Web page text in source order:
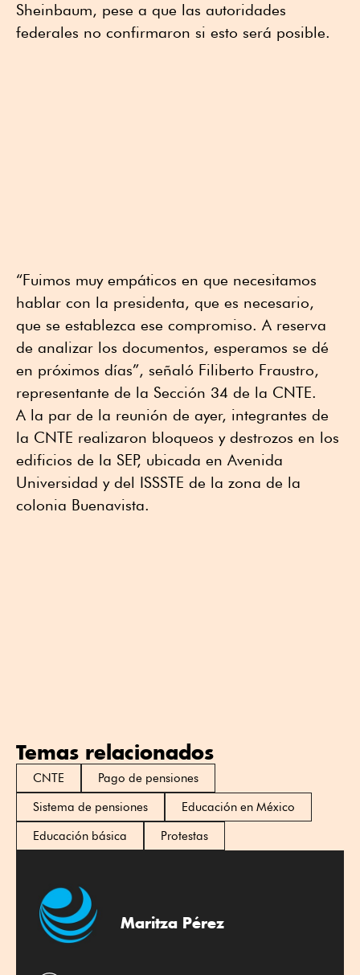
Sheinbaum, pese a que las autoridades
federales no confirmaron si esto será posible.
“Fuimos muy empáticos en que necesitamos
hablar con la presidenta, que es necesario,
que se establezca ese compromiso. A reserva
de analizar los documentos, esperamos se dé
en próximos días”, señaló Filiberto Fraustro,
representante de la Sección 34 de la CNTE.
A la par de la reunión de ayer, integrantes de
la CNTE realizaron bloqueos y destrozos en los
edificios de la SEP, ubicada en Avenida
Universidad y del ISSSTE de la zona de la
colonia Buenavista.
Temas relacionados
CNTE
Pago de pensiones
Sistema de pensiones
Educación en México
Educación básica
Protestas
Maritza Pérez